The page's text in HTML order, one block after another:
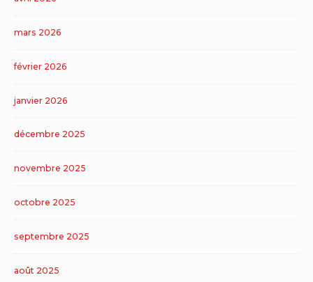
mars 2026
février 2026
janvier 2026
décembre 2025
novembre 2025
octobre 2025
septembre 2025
août 2025